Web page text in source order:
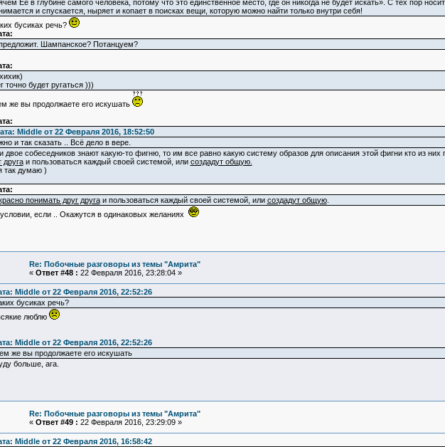
Ее в глубине самого человека, потому что это единственное место, где он никогда не будет искать». С тех пор
и спускается, ныряет и копает в поисках вещи, которую можно найти только внутри себя!
бусиках речь?
Шампанское? Потанцуем?
точно будет ругаться )))
же вы продолжаете его искушать
Middle от 22 Февраля 2016, 18:52:50
и так сказать .. Всё дело в вере.
двое собеседников знают какую-то фигню, то им все равно какую систему образов для описания этой фигни кто из них
другаи пользоваться каждый своей системой, или создадут общую.
так думаю )
понимать друг другаи пользоваться каждый своей системой, или создадут общую.
если .. Окажутся в одинаковых желаниях
Re: Побочные разговоры из темы "Амрита"
« Ответ #48 : 22 Февраля 2016, 23:28:04 »
Middle от 22 Февраля 2016, 22:52:26
бусиках речь?
люблю
Middle от 22 Февраля 2016, 22:52:26
же вы продолжаете его искушать
больше, ага.
Re: Побочные разговоры из темы "Амрита"
« Ответ #49 : 22 Февраля 2016, 23:29:09 »
Middle от 22 Февраля 2016, 16:58:42